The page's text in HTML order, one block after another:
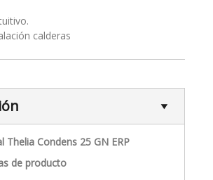
Thelia Condens 25 GN ERP
de producto